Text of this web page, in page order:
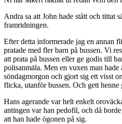
Andra sa att John hade stått och tittat
framridningen.
Efter detta informerade jag en annan
pratade med fler barn på bussen. Vi
att prata på bussen eller ge godis till
polisanmäla. Men en vuxen man hade
söndagmorgon och gjort sig ett visst
flicka, utanför bussen. Och gett
Hans agerande var helt enkelt
antingen var han pedofil, och då
att han hade ögonen på sig.